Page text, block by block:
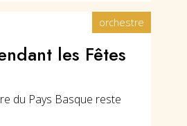
orchestre
les Fêtes
du Pays Basque reste